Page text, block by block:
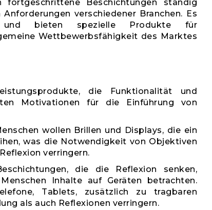
fortgeschrittene Beschichtungen ständig
verschiedener Branchen. Es
bieten spezielle Produkte für
Wettbewerbsfähigkeit des Marktes
die Funktionalität und
Motivationen für die Einführung von
wollen Brillen und Displays, die ein
was die Notwendigkeit von Objektiven
verringern.
die die Reflexion senken,
Inhalte auf Geräten betrachten.
Tablets, zusätzlich zu tragbaren
als auch Reflexionen verringern.